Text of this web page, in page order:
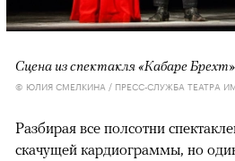
Сцена из спектакля «Кабаре Брехт»
© ЮЛИЯ СМЕЛКИНА / ПРЕСС-СЛУЖБА ТЕАТРА
Разбирая все полсотни
скачущей кардиограммы, но